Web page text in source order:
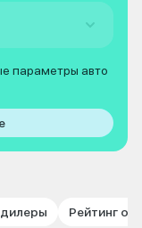
параметры авто
Рейтинг